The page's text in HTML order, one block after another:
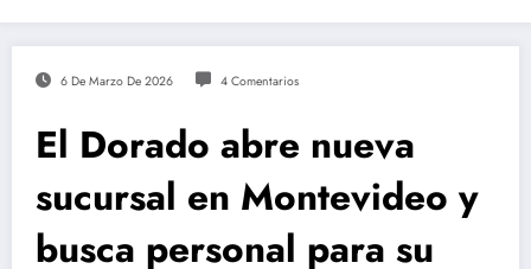
6 De Marzo De 2026 4 Comentarios
El Dorado abre nueva
sucursal en Montevideo y
busca personal para su